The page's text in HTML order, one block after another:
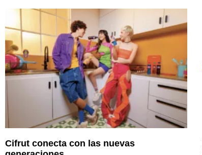
Cifrut conecta con las nuevas